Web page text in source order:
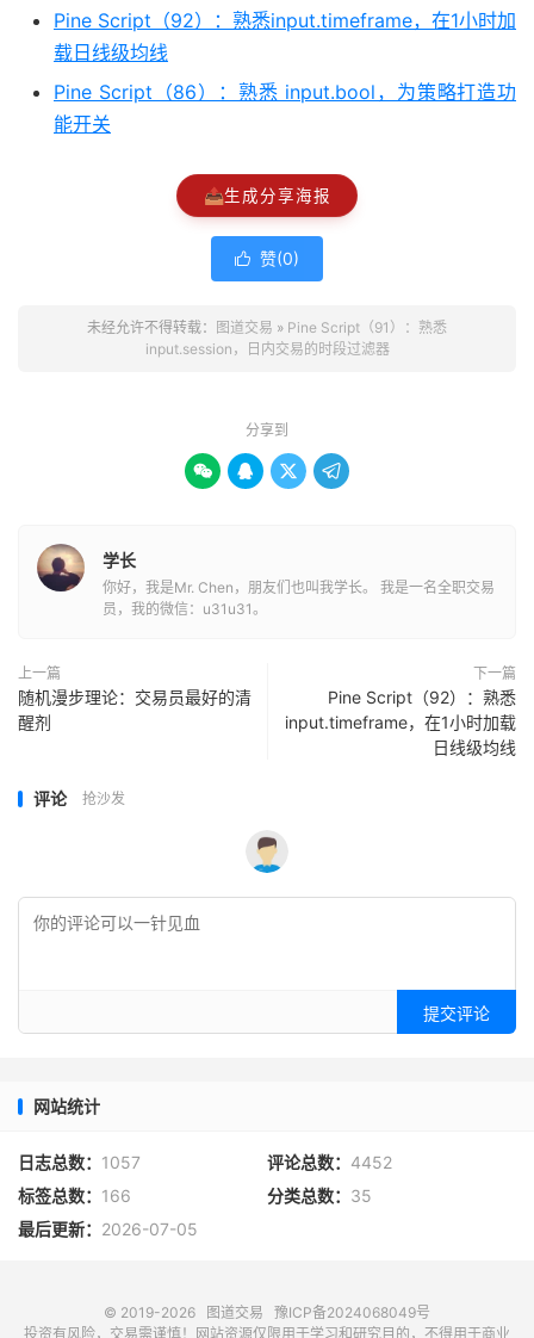
Pine Script（92）：熟悉input.timeframe，在1小时加
载日线级均线
Pine Script（86）：熟悉 input.bool，为策略打造功
能开关
📤生成分享海报
 赞(0)
未经允许不得转载： 图道交易 » Pine Script（91）：熟悉
input.session，日内交易的时段过滤器
分享到
   
学长
你好，我是Mr. Chen，朋友们也叫我学长。 我是一名全职交易
员，我的微信：u31u31。
上一篇
随机漫步理论：交易员最好的清
醒剂
下一篇
Pine Script（92）：熟悉
input.timeframe，在1小时加载
日线级均线
评论 抢沙发
提交评论
网站统计
日志总数： 1057 评论总数： 4452
标签总数： 166 分类总数： 35
最后更新： 2026-07-05
© 2019-2026 图道交易
豫ICP备2024068049号
投资有风险，交易需谨慎！网站资源仅限用于学习和研究目的，不得用于商业